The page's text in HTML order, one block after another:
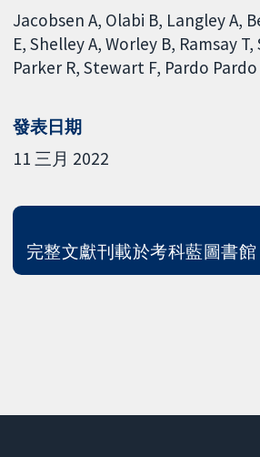
Jacobsen A Olabi B Langley A
E Shelley A Worley B Ramsay T
Parker R Stewart F Pardo Pardo
發表日期
11 三月 2022
完整文獻刊載於考科藍圖書館